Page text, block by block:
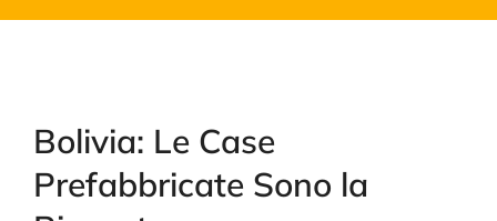
Bolivia: Le Case
Prefabbricate Sono la